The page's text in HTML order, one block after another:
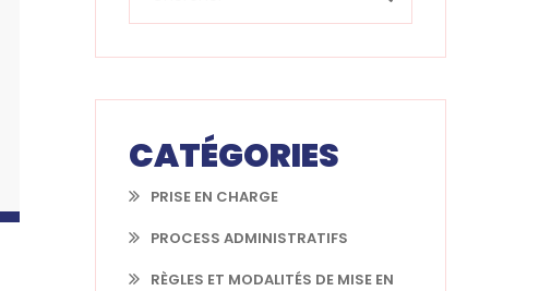
CATÉGORIES
PRISE EN CHARGE
PROCESS ADMINISTRATIFS
RÈGLES ET MODALITÉS DE MISE EN